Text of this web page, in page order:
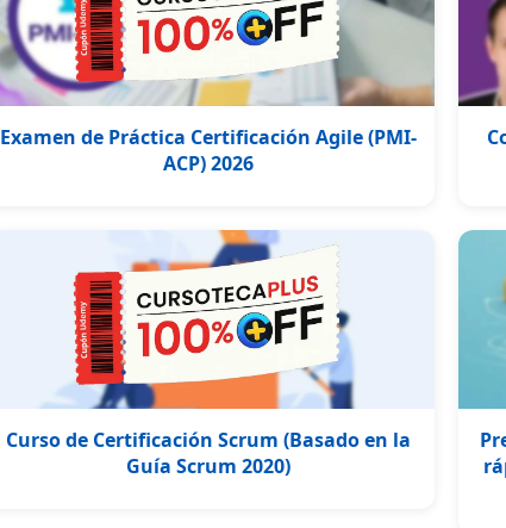
Examen de Práctica Certificación Agile (PMI-
ACP) 2026
Curso de Certificación Scrum (Basado en la
Guía Scrum 2020)